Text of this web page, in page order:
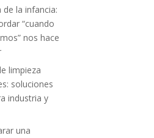
de la infancia:
“cuando
nos hace
limpieza
soluciones
industria y
una